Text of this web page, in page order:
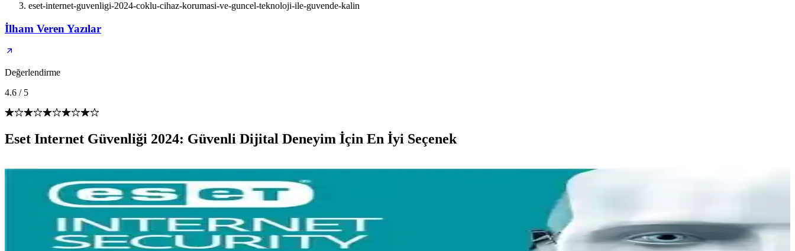
eset-internet-guvenligi-2024-coklu-cihaz-korumasi-ve-guncel-teknoloji-ile-guvende-kalin
İlham Veren Yazılar
Değerlendirme
4.6 / 5
Eset Internet Güvenliği 2024: Güvenli Dijital Deneyim İçin En İyi Seçenek